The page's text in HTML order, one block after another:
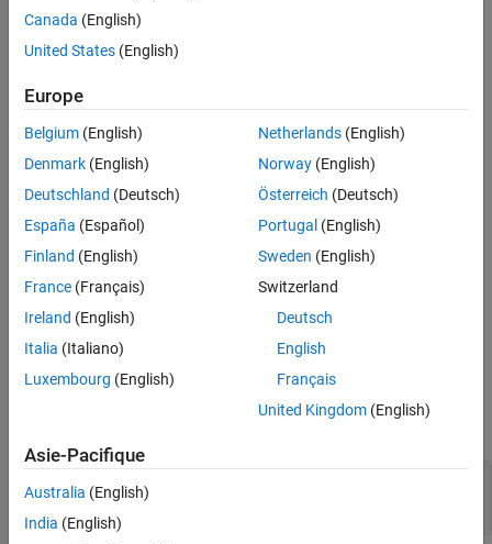
See Also
Processors
Embedded Coder Support Package for ARM Cortex-R
Embedded Coder Support Package for ARM Cortex-M
Use theEthernetInterface
class to represent an Ethernet
interface for hardware.
Creation
matlabshared.targetsdk.EthernetInterface(
creates anEthernetInterface objectHand sets the
property tointerfaceName
Input Arguments
character vector
Canada (English)
United States (English)
Europe
Belgium (English)
Denmark (English)
Deutschland (Deutsch)
España (Español)
Finland (English)
France (Français)
Ireland (English)
Italia (Italiano)
Luxembourg (English)
Netherlands(English)
Norway(English)
Österreich (Deutsch)
Portugal (English)
Sweden (English)
Switzerland
Deutsch
English
Français
United Kingdom(English)
Asie-Pacifique
Australia (English)
India (English)